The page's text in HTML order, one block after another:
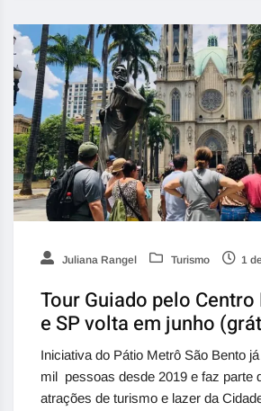
Juliana Rangel Turismo 1
Tour Guiado pelo
e SP volta em junho
Iniciativa do Pátio Metrô São Bento
mil pessoas desde 2019 e faz parte
atrações de turismo e lazer da